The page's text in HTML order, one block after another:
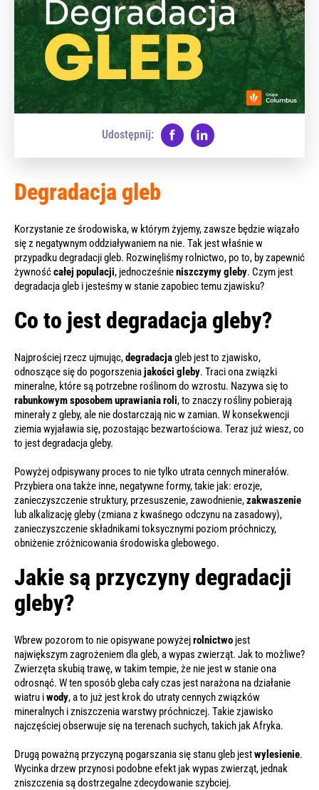
Udostępnij:
Degradacja gleb
Korzystanie ze środowiska, w którym żyjemy, zawsze będzie wiązało
się z negatywnym oddziaływaniem na nie. Tak jest właśnie w
przypadku degradacji gleb. Rozwinęliśmy rolnictwo, po to, by zapewnić
żywnośćcałej populacji, jednocześnieniszczymy gleby. Czym jest
degradacja gleb i jesteśmy w stanie zapobiec temu zjawisku?
Co to jest degradacja gleby?
Najprościej rzecz ujmując,degradacjagleb jest to zjawisko,
odnoszące się do pogorszeniajakości gleby. Traci ona związki
mineralne, które są potrzebne roślinom do wzrostu. Nazywa się to
rabunkowym sposobem uprawiania roli, to znaczy rośliny pobierają
minerały z gleby, ale nie dostarczają nic w zamian. W konsekwencji
ziemia wyjaławia się, pozostając bezwartościowa. Teraz już wiesz, co
to jest degradacja gleby.
Powyżej odpisywany proces to nie tylko utrata cennych minerałów.
Przybiera ona także inne, negatywne formy, takie jak: erozje,
zanieczyszczenie struktury, przesuszenie, zawodnienie,zakwaszenie
lub alkalizację gleby (zmiana z kwaśnego odczynu na zasadowy),
zanieczyszczenie składnikami toksycznymi poziom próchniczy,
obniżenie zróżnicowania środowiska glebowego.
Jakie są przyczyny degradacji
gleby?
Wbrew pozorom to nie opisywane powyżejrolnictwo jest
największym zagrożeniem dla gleb, a wypas zwierząt. Jak to możliwe?
Zwierzęta skubią trawę, w takim tempie, że nie jest w stanie ona
odrosnąć. W ten sposób gleba cały czas jest narażona na działanie
wiatru iwody, a to już jest krok do utraty cennych związków
mineralnych i zniszczenia warstwy próchniczej. Takie zjawisko
najczęściej obserwuje się na terenach suchych, takich jak Afryka.
Drugą poważną przyczyną pogarszania się stanu gleb jestwylesienie.
Wycinka drzew przynosi podobne efekt jak wypas zwierząt, jednak
zniszczenia są dostrzegalne zdecydowanie szybciej.